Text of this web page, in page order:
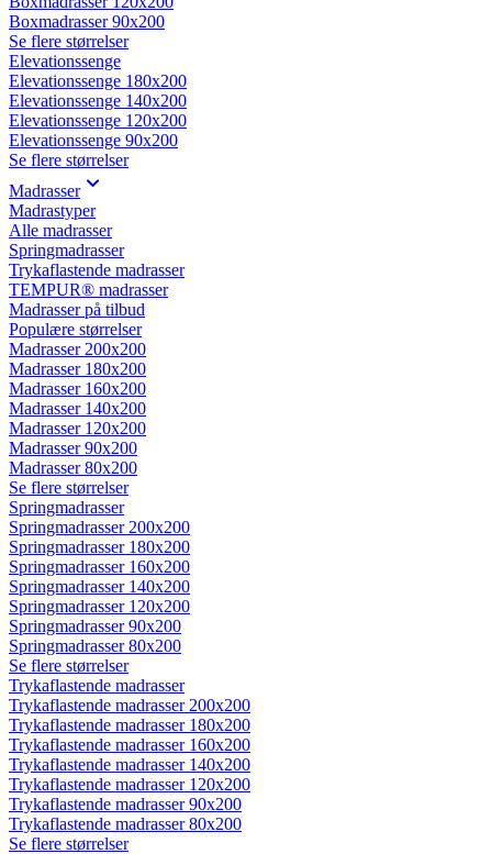
Boxmadrasser 90x200
Se flere størrelser
Elevationssenge
Elevationssenge 180x200
Elevationssenge 140x200
Elevationssenge 120x200
Elevationssenge 90x200
Se flere størrelser
Madrasser
Madrastyper
Alle madrasser
Springmadrasser
Trykaflastende madrasser
TEMPUR® madrasser
Madrasser på tilbud
Populære størrelser
Madrasser 200x200
Madrasser 180x200
Madrasser 160x200
Madrasser 140x200
Madrasser 120x200
Madrasser 90x200
Madrasser 80x200
Se flere størrelser
Springmadrasser
Springmadrasser 200x200
Springmadrasser 180x200
Springmadrasser 160x200
Springmadrasser 140x200
Springmadrasser 120x200
Springmadrasser 90x200
Springmadrasser 80x200
Se flere størrelser
Trykaflastende madrasser
Trykaflastende madrasser 200x200
Trykaflastende madrasser 180x200
Trykaflastende madrasser 160x200
Trykaflastende madrasser 140x200
Trykaflastende madrasser 120x200
Trykaflastende madrasser 90x200
Trykaflastende madrasser 80x200
Se flere størrelser